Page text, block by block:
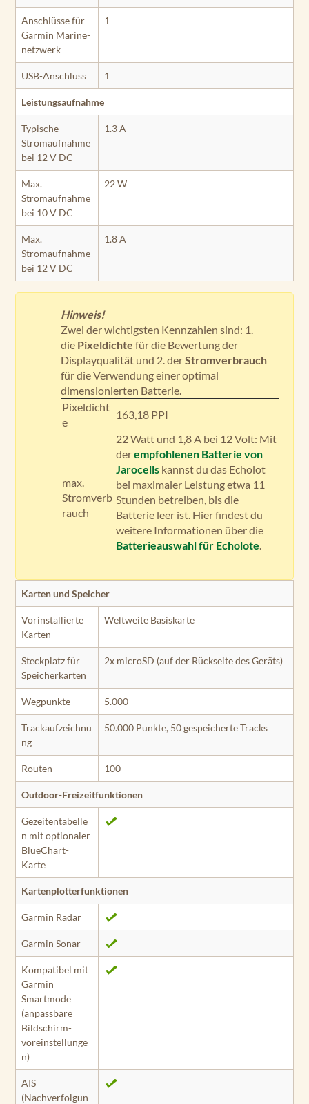
Anschlüsse für
Garmin Marine­
netzwerk
1
USB-Anschluss 1
Leistungsaufnahme
Typische
Stromaufnahme
bei 12 V DC
1.3 A
Max.
Stromaufnahme
bei 10 V DC
22 W
Max.
Stromaufnahme
bei 12 V DC
1.8 A
Hinweis!
Zwei der wichtigsten Kennzahlen sind: 1.
die Pixeldichte für die Bewertung der
Displayqualität und 2. derStromverbrauch
für die Verwendung einer optimal
dimensionierten Batterie.
Pixeldicht
e
163,18 PPI
max.
Stromverb
rauch
22 Watt und 1,8 A bei 12 Volt: Mit
derempfohlenen Batterie von
Jarocells kannst du das Echolot
bei maximaler Leistung etwa 11
Stunden betreiben, bis die
Batterie leer ist. Hier findest du
weitere Informationen über die
Batterieauswahl für Echolote
Karten und Speicher
Vorinstallierte
Karten
Weltweite Basiskarte
Steckplatz für
Speicherkarten
2x microSD (auf der Rückseite des Geräts)
Wegpunkte 5.000
Trackaufzeichnu
ng
50.000 Punkte, 50 gespeicherte Tracks
Routen 100
Outdoor-Freizeitfunktionen
Gezeitentabelle
n mit optionaler
BlueChart-
Karte
Kartenplotterfunktionen
Garmin Radar
Garmin Sonar
Kompatibel mit
Garmin
Smartmode
(anpassbare
Bildschirm­
voreinstellunge
n)
AIS
(Nachverfolgun